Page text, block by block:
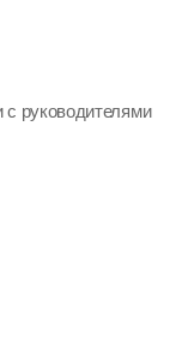
с руководителями